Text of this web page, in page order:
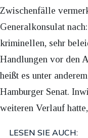
Zwischenfälle
Generalkonsulat
kriminellen, sehr
Handlungen vor den
heißt es unter
Hamburger Senat.
weiteren Verlauf
LESEN SIE AUCH: